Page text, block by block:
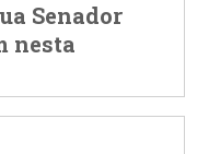
Senador
nesta